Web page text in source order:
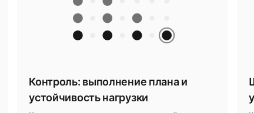
Контроль: выполнение плана и
устойчивость нагрузки